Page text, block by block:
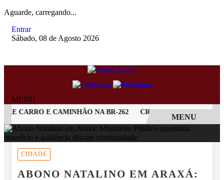
Aguarde, carregando...
Entrar
Sábado, 08 de Agosto 2026
MENU
CARRO E CAMINHÃO NA BR-262 CRIANÇA DE 2 ANOS
EM ALTA
MENU
CIDADE
ABONO NATALINO EM ARAXÁ: